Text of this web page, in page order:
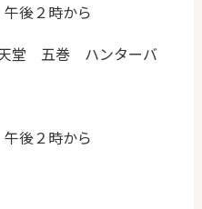
後２時から
堂 五巻 ハンターバ
後２時から